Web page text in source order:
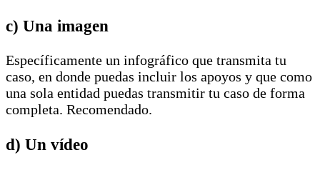
c) Una imagen
Específicamente un infográfico que transmita tu
caso, en donde puedas incluir los apoyos y que como
una sola entidad puedas transmitir tu caso de forma
completa. Recomendado.
d) Un vídeo